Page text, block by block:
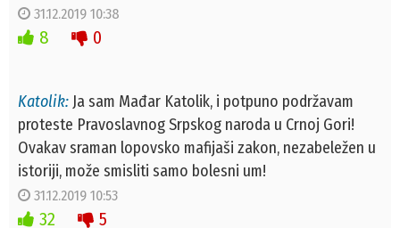
31.12.2019 10:38
8 0
Katolik: Ja sam Mađar Katolik, i potpuno podržavam
proteste Pravoslavnog Srpskog naroda u Crnoj Gori!
Ovakav sraman lopovsko mafijaši zakon, nezabeležen u
istoriji, može smisliti samo bolesni um!
31.12.2019 10:53
32 5